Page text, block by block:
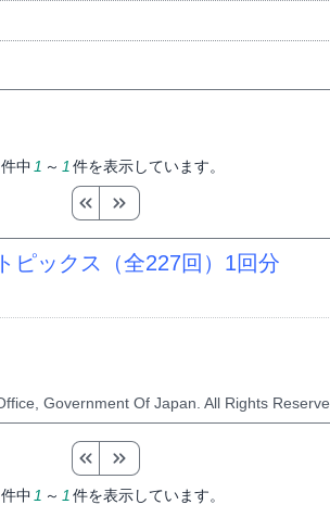
件中 1 ～ 1 件を表示しています。
ックス（全227回） 1回分
Government Of Japan. All Rights
件中 1 ～ 1 件を表示しています。